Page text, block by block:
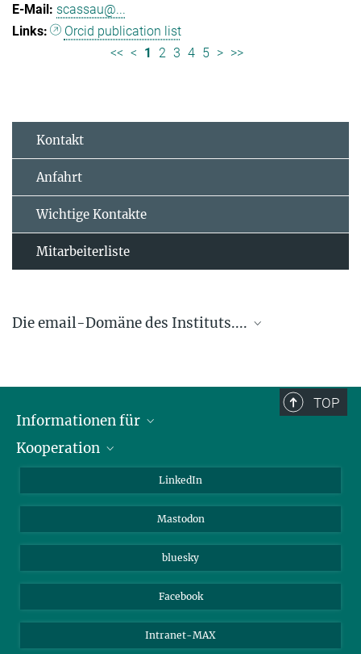
scassau@...
Orcid publication list
<< < 1 2 3 4 5 > >>
Kontakt
Anfahrt
Wichtige Kontakte
Mitarbeiterliste
Die email-Domäne des Instituts....
TOP
Informationen für
Journalisten
Kooperation
Beutenberg Campus e.V.
LinkedIn
Mastodon
bluesky
Facebook
Intranet-MAX